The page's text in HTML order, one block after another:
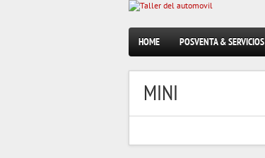
HOME POSVENTA & SERVICIOS
MINI